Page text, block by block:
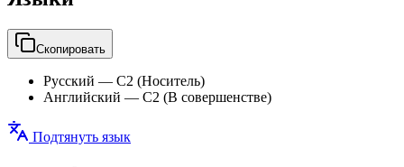
Скопировать
Русский — C2 (Носитель)
Английский — C2 (В совершенстве)
Подтянуть язык